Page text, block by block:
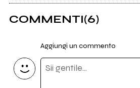
COMMENTI(6)
Aggiungi un commento